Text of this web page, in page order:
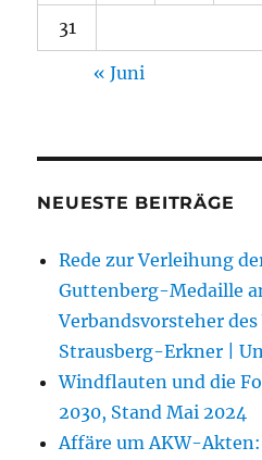
31
« Juni
NEUESTE BEITRÄGE
Rede zur Verleihung
Guttenberg-Medaille
Verbandsvorsteher
Strausberg-Erkner |
Windflauten und die
2030, Stand Mai 2024
Affäre um AKW-